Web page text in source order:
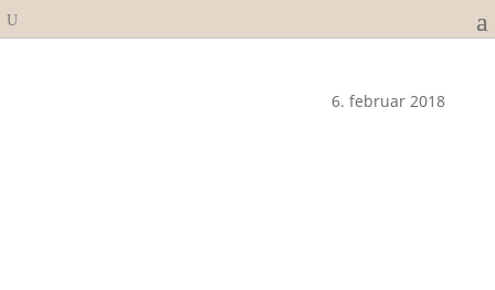
6. februar 2018